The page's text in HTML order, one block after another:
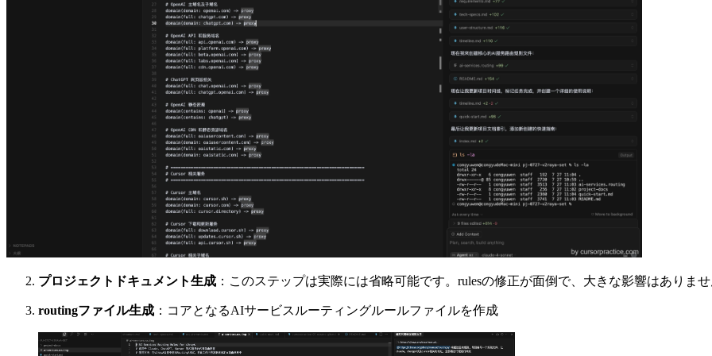
プロジェクトドキュメント生成 ：このステップは実際には省略可能です。rulesの修正が面倒で、大きな影響はありま
routingファイル生成 ：コアとなるAIサービスルーティングルールファイルを作成